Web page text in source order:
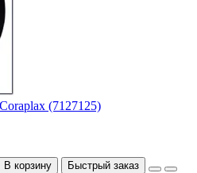
(7127125)
В корзину Быстрый заказ